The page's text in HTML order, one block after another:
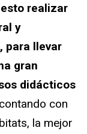
realizar
y
para llevar
gran
didácticos
contando con
la mejor